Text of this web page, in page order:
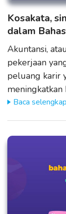
Kosakata,
dalam
Akuntansi,
pekerjaan
peluang karir
Baca